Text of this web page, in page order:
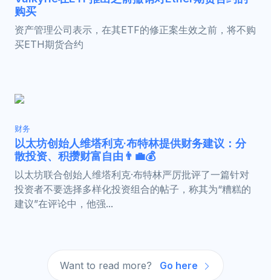
购买
资产管理公司表示，在其ETF的修正案生效之前，将不购
买ETH期货合约
财务
以太坊创始人维塔利克·布特林提供财务建议：分
散投资、积攒财富自由👨‍💼💰
以太坊联合创始人维塔利克·布特林严厉批评了一篇针对
投资者不要选择多样化投资组合的帖子，称其为“糟糕的
建议”在评论中，他强...
Want to read more? Go here